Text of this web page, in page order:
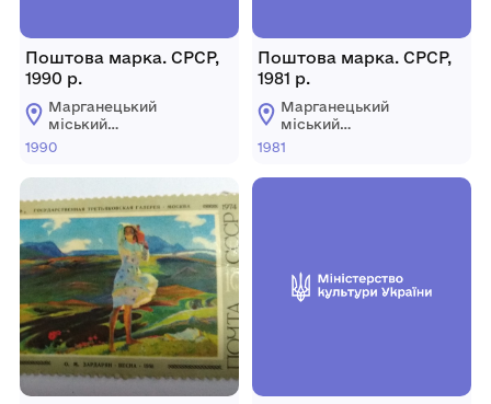
Поштова марка. СРСР,
1990 р.
Марганецький
міський
краєзнавчий музей
міської ради
1990
Поштова марка. СРСР,
1981 р.
Марганецький
міський
краєзнавчий музей
міської ради
1981